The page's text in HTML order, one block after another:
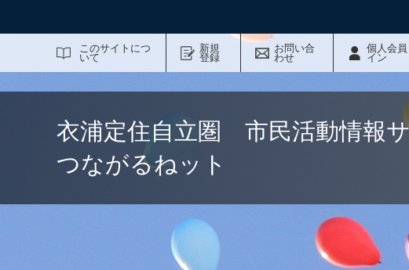
このサイトにつ
いて
新規
登録
お問い合
わせ
個人会
イン
衣浦定住自立圏 市民活動情報
つながるねット